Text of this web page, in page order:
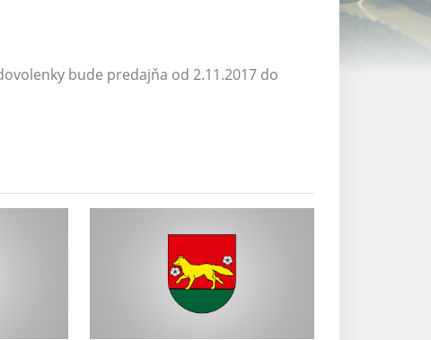
bude predajňa od 2.11.2017 do